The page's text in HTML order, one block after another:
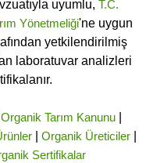
uyumlu, T.C.
Yönetmeliği'ne uygun
yetkilendirilmiş
laboratuvar analizleri
Organik Tarım Kanunu|
| Organik Üreticiler|
Sertifikalar